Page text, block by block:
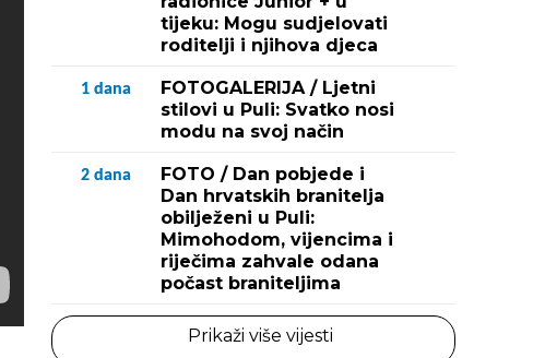
tijeku: Mogu sudjelovati
roditelji i njihova djeca
1 dana
FOTOGALERIJA / Ljetni
stilovi u Puli: Svatko nosi
modu na svoj način
2 dana
FOTO / Dan pobjede i
Dan hrvatskih branitelja
obilježeni u Puli:
Mimohodom, vijencima i
riječima zahvale odana
počast braniteljima
Prikaži više vijesti